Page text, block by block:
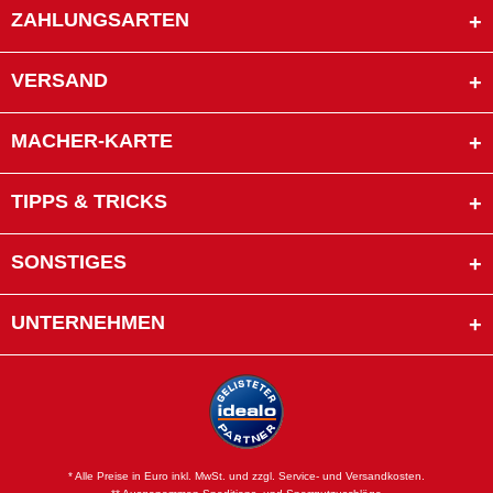
ZAHLUNGSARTEN
VERSAND
MACHER-KARTE
TIPPS & TRICKS
SONSTIGES
UNTERNEHMEN
* Alle Preise in Euro inkl. MwSt. und zzgl. Service- und Versandkosten.